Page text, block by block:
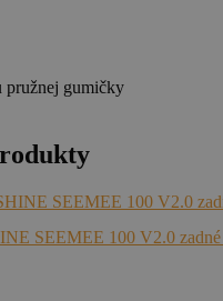
pružnej gumičky
SEEMEE 100 V2.0 zadné